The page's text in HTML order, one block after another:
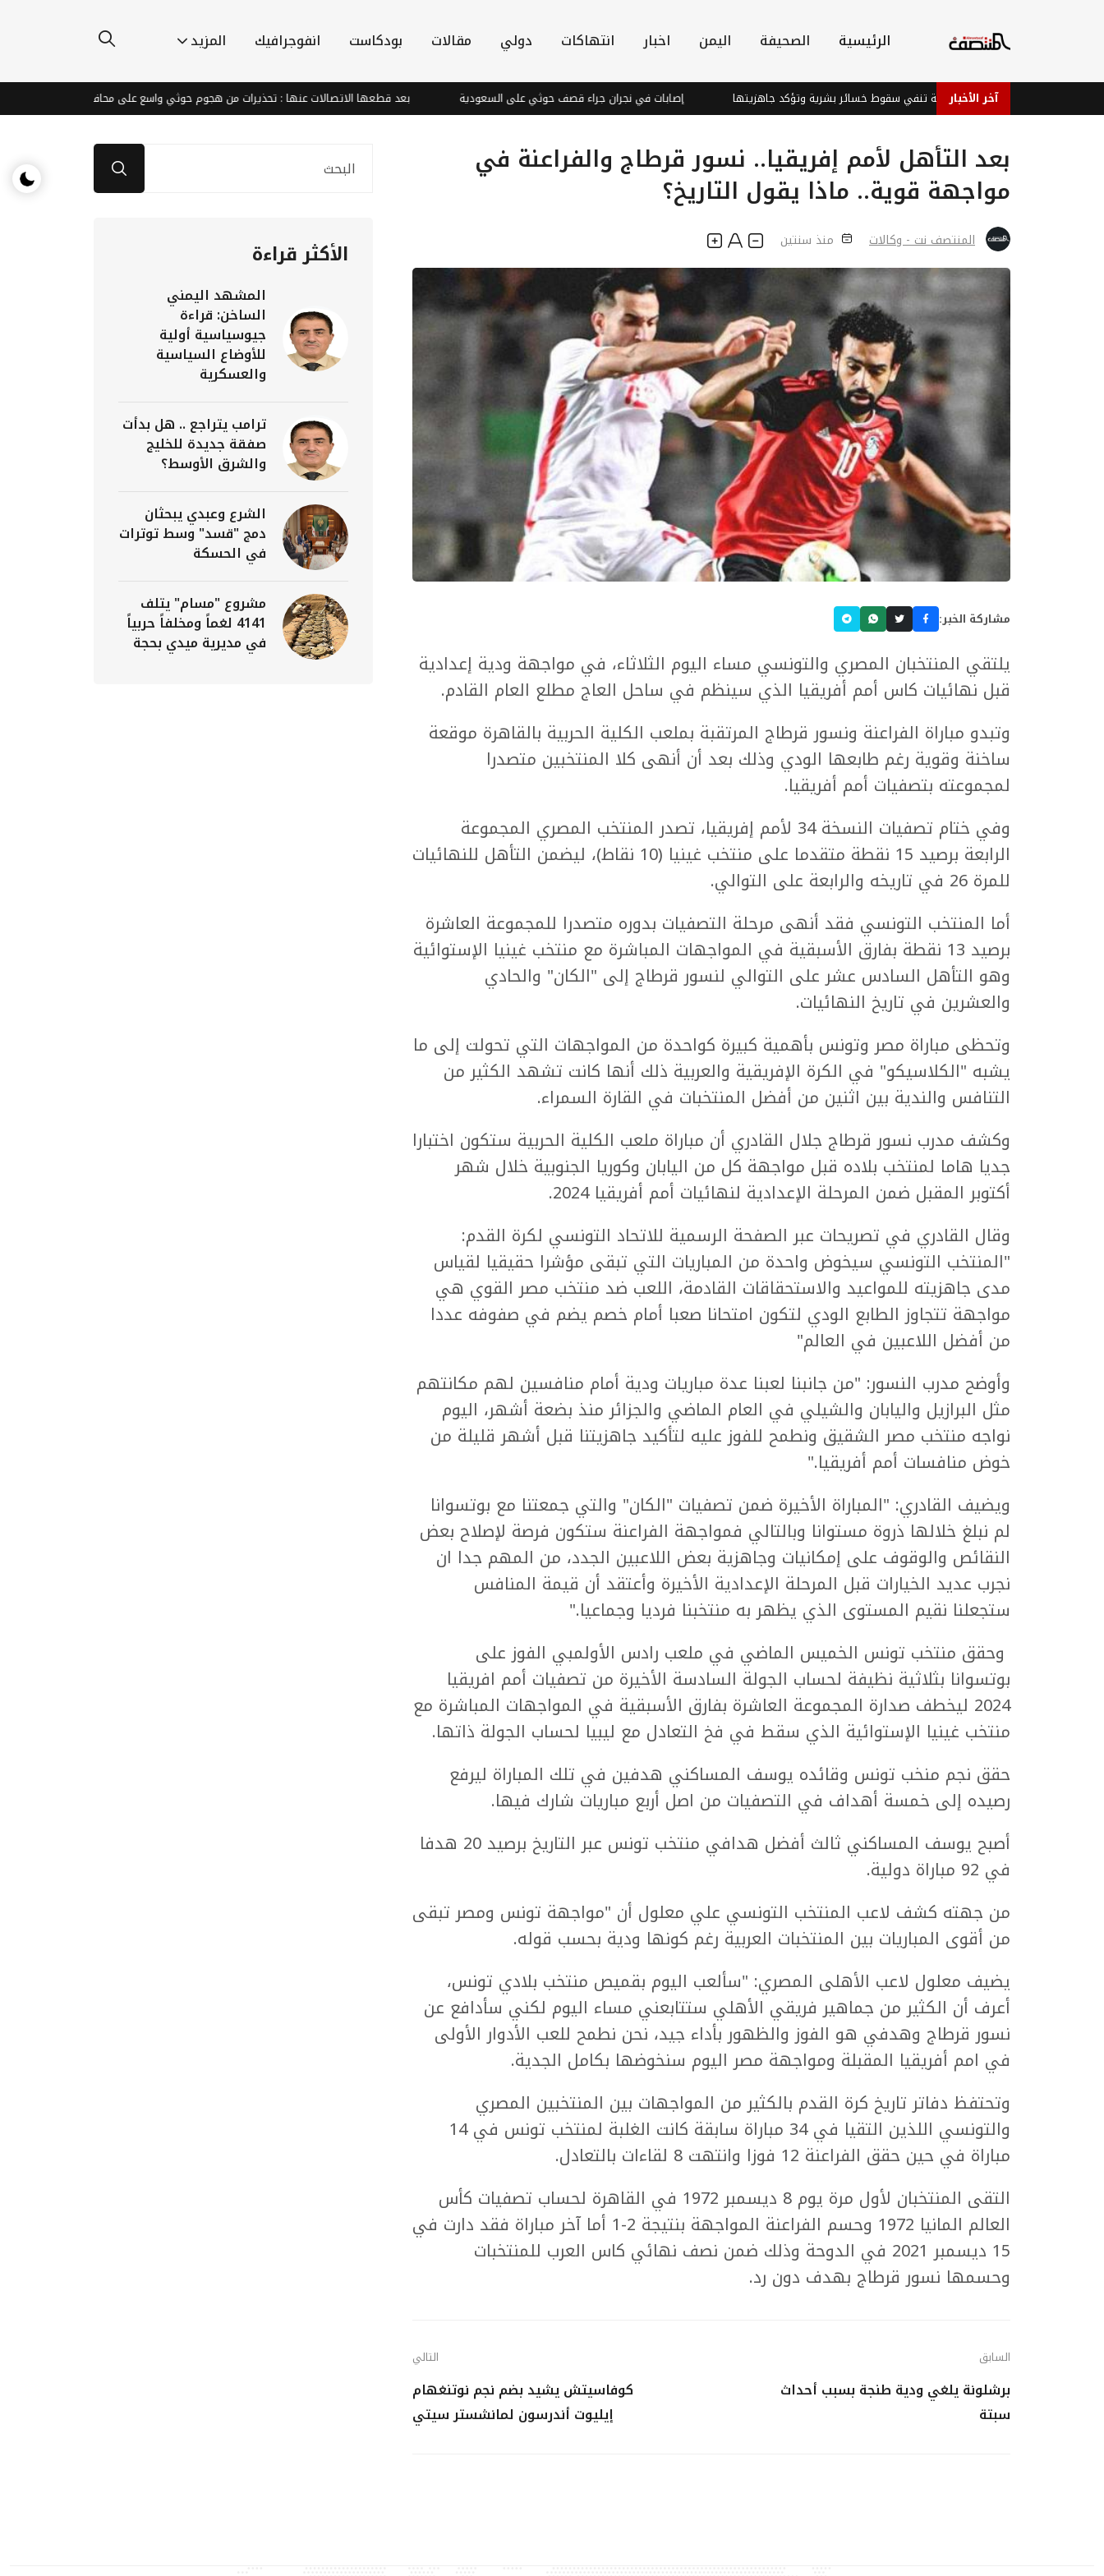
الرئيسية الصحيفة اليمن اخبار انتهاكات دولي مقالات بودكاست انفوجرافيك المزيد
آخر الأخبار
قوات الطوارئ اليمنية تنفي سقوط خسائر بشرية وتؤكد جاهزيتها إصابات في نجران جراء قصف حوثي على السعودية بعد قطعها الاتصالات عنها : تحذيرات من هجوم حوثي واسع على محافظة مارب
بعد التأهل لأمم إفريقيا.. نسور قرطاج والفراعنة في
مواجهة قوية.. ماذا يقول التاريخ؟
المنتصف نت - وكالات منذ سنتين
مشاركة الخبر:
يلتقي المنتخبان المصري والتونسي مساء اليوم الثلاثاء، في مواجهة ودية إعدادية
قبل نهائيات كاس أمم أفريقيا الذي سينظم في ساحل العاج مطلع العام القادم.
وتبدو مباراة الفراعنة ونسور قرطاج المرتقبة بملعب الكلية الحربية بالقاهرة موقعة
ساخنة وقوية رغم طابعها الودي وذلك بعد أن أنهى كلا المنتخبين متصدرا
لمجموعته بتصفيات أمم أفريقيا.
وفي ختام تصفيات النسخة 34 لأمم إفريقيا، تصدر المنتخب المصري المجموعة
الرابعة برصيد 15 نقطة متقدما على منتخب غينيا (10 نقاط)، ليضمن التأهل للنهائيات
للمرة 26 في تاريخه والرابعة على التوالي.
أما المنتخب التونسي فقد أنهى مرحلة التصفيات بدوره متصدرا للمجموعة العاشرة
برصيد 13 نقطة بفارق الأسبقية في المواجهات المباشرة مع منتخب غينيا الإستوائية
وهو التأهل السادس عشر على التوالي لنسور قرطاج إلى "الكان" والحادي
والعشرين في تاريخ النهائيات.
وتحظى مباراة مصر وتونس بأهمية كبيرة كواحدة من المواجهات التي تحولت إلى ما
يشبه "الكلاسيكو" في الكرة الإفريقية والعربية ذلك أنها كانت تشهد الكثير من
التنافس والندية بين اثنين من أفضل المنتخبات في القارة السمراء.
وكشف مدرب نسور قرطاج جلال القادري أن مباراة ملعب الكلية الحربية ستكون اختبارا
جديا هاما لمنتخب بلاده قبل مواجهة كل من اليابان وكوريا الجنوبية خلال شهر
أكتوبر المقبل ضمن المرحلة الإعدادية لنهائيات أمم أفريقيا 2024.
وقال القادري في تصريحات عبر الصفحة الرسمية للاتحاد التونسي لكرة القدم:
"المنتخب التونسي سيخوض واحدة من المباريات التي تبقى مؤشرا حقيقيا لقياس
مدى جاهزيته للمواعيد والاستحقاقات القادمة، اللعب ضد منتخب مصر القوي هي
مواجهة تتجاوز الطابع الودي لتكون امتحانا صعبا أمام خصم يضم في صفوفه عددا
من أفضل اللاعبين في العالم"
وأوضح مدرب النسور: "من جانبنا لعبنا عدة مباريات ودية أمام منافسين لهم مكانتهم
مثل البرازيل واليابان والشيلي في العام الماضي والجزائر منذ بضعة أشهر، اليوم
نواجه منتخب مصر الشقيق ونطمح للفوز عليه لتأكيد جاهزيتنا قبل أشهر قليلة من
خوض منافسات أمم أفريقيا."
ويضيف القادري: "المباراة الأخيرة ضمن تصفيات "الكان" والتي جمعتنا مع بوتسوانا
لم نبلغ خلالها ذروة مستوانا وبالتالي فمواجهة الفراعنة ستكون فرصة لإصلاح بعض
النقائص والوقوف على إمكانيات وجاهزية بعض اللاعبين الجدد، من المهم جدا ان
نجرب عديد الخيارات قبل المرحلة الإعدادية الأخيرة وأعتقد أن قيمة المنافس
ستجعلنا نقيم المستوى الذي يظهر به منتخبنا فرديا وجماعيا."
وحقق منتخب تونس الخميس الماضي في ملعب رادس الأولمبي الفوز على
بوتسوانا بثلاثية نظيفة لحساب الجولة السادسة الأخيرة من تصفيات أمم افريقيا
2024 ليخطف صدارة المجموعة العاشرة بفارق الأسبقية في المواجهات المباشرة مع
منتخب غينيا الإستوائية الذي سقط في فخ التعادل مع ليبيا لحساب الجولة ذاتها.
حقق نجم منخب تونس وقائده يوسف المساكني هدفين في تلك المباراة ليرفع
رصيده إلى خمسة أهداف في التصفيات من اصل أربع مباريات شارك فيها.
أصبح يوسف المساكني ثالث أفضل هدافي منتخب تونس عبر التاريخ برصيد 20 هدفا
في 92 مباراة دولية.
من جهته كشف لاعب المنتخب التونسي علي معلول أن "مواجهة تونس ومصر تبقى
من أقوى المباريات بين المنتخبات العربية رغم كونها ودية بحسب قوله.
يضيف معلول لاعب الأهلى المصري: "سألعب اليوم بقميص منتخب بلادي تونس،
أعرف أن الكثير من جماهير فريقي الأهلي ستتابعني مساء اليوم لكني سأدافع عن
نسور قرطاج وهدفي هو الفوز والظهور بأداء جيد، نحن نطمح للعب الأدوار الأولى
في امم أفريقيا المقبلة ومواجهة مصر اليوم سنخوضها بكامل الجدية.
وتحتفظ دفاتر تاريخ كرة القدم بالكثير من المواجهات بين المنتخبين المصري
والتونسي اللذين التقيا في 34 مباراة سابقة كانت الغلبة لمنتخب تونس في 14
مباراة في حين حقق الفراعنة 12 فوزا وانتهت 8 لقاءات بالتعادل.
التقى المنتخبان لأول مرة يوم 8 ديسمبر 1972 في القاهرة لحساب تصفيات كأس
العالم المانيا 1972 وحسم الفراعنة المواجهة بنتيجة 2-1 أما آخر مباراة فقد دارت في
15 ديسمبر 2021 في الدوحة وذلك ضمن نصف نهائي كاس العرب للمنتخبات
وحسمها نسور قرطاج بهدف دون رد.
السابق
برشلونة يلغي ودية طنجة بسبب أحداث
سبتة
التالي
كوفاسيتش يشيد بضم نجم نوتنغهام
إيليوت أندرسون لمانشستر سيتي
الأكثر قراءة
المشهد اليمني
الساخن: قراءة
جيوسياسية أولية
للأوضاع السياسية
والعسكرية
ترامب يتراجع .. هل بدأت
صفقة جديدة للخليج
والشرق الأوسط؟
الشرع وعبدي يبحثان
دمج "قسد" وسط توترات
في الحسكة
مشروع "مسام" يتلف
4141 لغماً ومخلفاً حربياً
في مديرية ميدي بحجة